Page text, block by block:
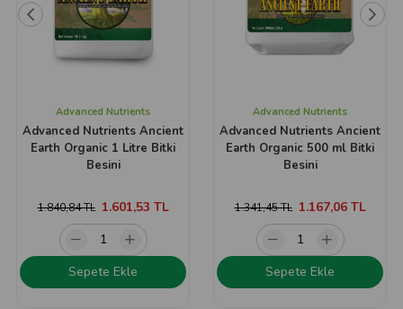
Advanced Nutrients
Advanced Nutrients Ancient
Earth Organic 1 Litre Bitki
Besini
1.601,53 TL
1.840,84 TL
Sepete Ekle
Advanced Nutrients
Advanced Nutrients Ancient
Earth Organic 500 ml Bitki
Besini
1.167,06 TL
1.341,45 TL
Sepete Ekle